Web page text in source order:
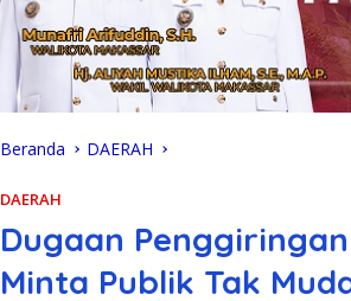
Beranda DAERAH
DAERAH
Dugaan
Minta Publik Tak